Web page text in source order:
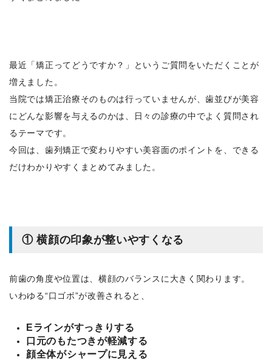
最近「矯正ってどうですか？」というご質問をいただくことが
増えました。
当院では矯正治療そのものは行っていませんが、歯並びが美容
にどんな影響を与えるのかは、日々の診療の中でよく質問され
るテーマです。
今回は、歯列矯正で変わりやすい美容面のポイントを、できる
だけわかりやすくまとめてみました。
① 横顔の印象が整いやすくなる
前歯の角度や位置は、横顔のバランスに大きく関わります。
いわゆる“口ゴボ”が改善されると、
Eラインがすっきりする
口元のもたつきが軽減する
顔全体がシャープに見える